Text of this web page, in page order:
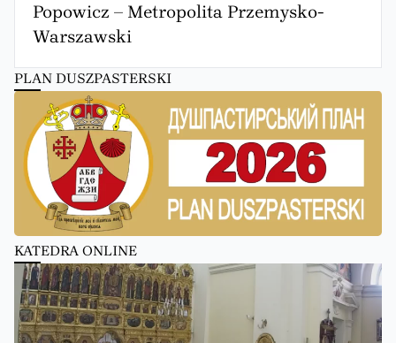
Popowicz – Metropolita Przemysko-
Warszawski
PLAN DUSZPASTERSKI
KATEDRA ONLINE